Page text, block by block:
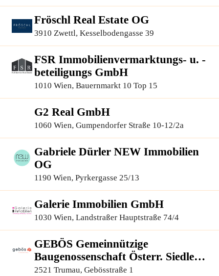
Fröschl Real Estate OG
3910 Zwettl, Kesselbodengasse 39
FSR Immobilienvermarktungs- u. -
beteiligungs GmbH
1010 Wien, Bauernmarkt 10 Top 15
G2 Real GmbH
1060 Wien, Gumpendorfer Straße 10-12/2a
Gabriele Dürler NEW Immobilien
OG
1190 Wien, Pyrkergasse 25/13
Galerie Immobilien GmbH
1030 Wien, Landstraßer Hauptstraße 74/4
GEBÖS Gemeinnützige
Baugenossenschaft Österr. Siedler
und Mieter, reg.Gen.m.b.H.
2521 Trumau, Gebösstraße 1